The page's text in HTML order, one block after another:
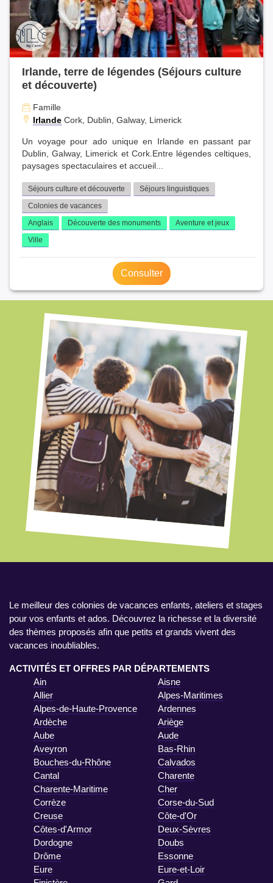
Irlande, terre de légendes (Séjours culture
et découverte)
Famille
Irlande Cork, Dublin, Galway, Limerick
Un voyage pour ado unique en Irlande en passant par
Dublin, Galway, Limerick et Cork.Entre légendes celtiques,
paysages spectaculaires et accueil...
Séjours culture et découverte
Séjours linguistiques
Colonies de vacances
Anglais
Découverte des monuments
Aventure et jeux
Ville
Consulter
Le meilleur des colonies de vacances enfants, ateliers et stages
pour vos enfants et ados. Découvrez la richesse et la diversité
des thèmes proposés afin que petits et grands vivent des
vacances inoubliables.
ACTIVITÉS ET OFFRES PAR DÉPARTEMENTS
Ain
Aisne
Allier
Alpes-Maritimes
Alpes-de-Haute-Provence
Ardennes
Ardèche
Ariège
Aube
Aude
Aveyron
Bas-Rhin
Bouches-du-Rhône
Calvados
Cantal
Charente
Charente-Maritime
Cher
Corrèze
Corse-du-Sud
Creuse
Côte-d'Or
Côtes-d'Armor
Deux-Sèvres
Dordogne
Doubs
Drôme
Essonne
Eure
Eure-et-Loir